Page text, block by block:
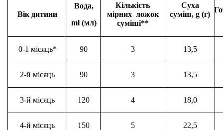
Вік дитини
Вода,
ml (мл)
Кількість
мірних ложок
суміші**
Суха
суміш,g (г)
0-1 місяць* 90 3 13,5
2-й місяць 90 3 13,5
3-й місяць 120 4 18,0
4-й місяць 150 5 22,5